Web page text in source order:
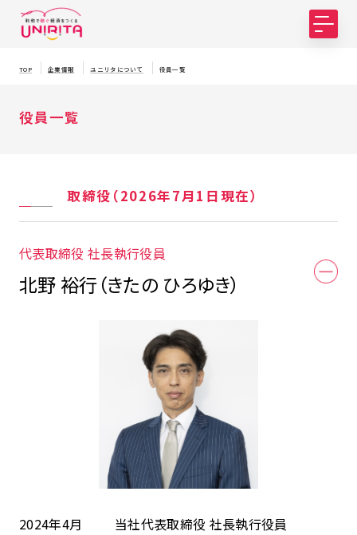
TOP 企業情報 ユニリタについて 役員一覧
役員一覧
取締役（2026年7月1日現在）
代表取締役 社長執行役員
北野 裕行（きたの ひろゆき）
2024年4月
当社代表取締役 社長執行役員